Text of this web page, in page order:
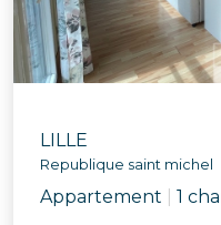
LILLE
Republique saint michel
Appartement 1